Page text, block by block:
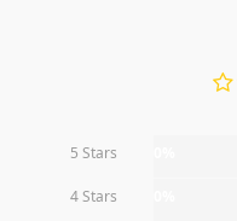
5 Stars
4 Stars